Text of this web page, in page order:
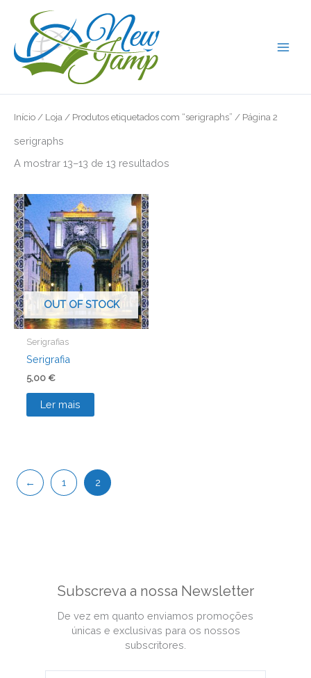
content
Início / Loja / Produtos etiquetados com “serigraphs” / Página 2
serigraphs
A mostrar 13–13 de 13 resultados
OUT OF STOCK
Serigrafias
Serigrafia
5,00 €
Ler mais
← 1 2
Subscreva a nossa Newsletter
De vez em quanto enviamos promoções
únicas e exclusivas para os nossos
subscritores.